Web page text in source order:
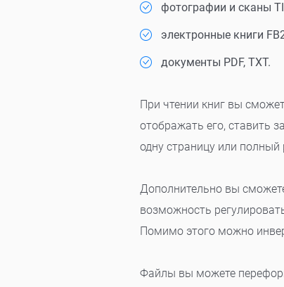
фотографии и сканы
электронные книги
документы PDF, TXT.
При чтении книг вы
отображать его, ставить
одну страницу или
Дополнительно вы
возможность
Помимо этого можно
Файлы вы можете